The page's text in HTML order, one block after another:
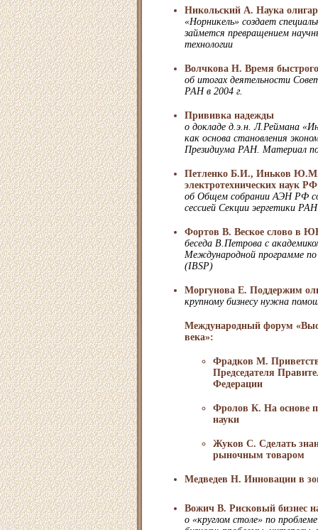
Никольский А. Наука
«Норникель» создает
займется превращением
технологии
Волчкова Н. Время
об итогах деятельности
РАН в 2004 г.
Прививка надежды
о докладе д.э.н. Л.Реймана
как основа становления
Президиума РАН. Материал
Петленко Б.И., Иньков
электротехнических наук РФ
об Общем собрании АЭН РФ
сессией Секции эергетики РАН
Фортов В. Веское слово в
беседа В.Петрова с
Международной программе
(IBSP)
Моргунова Е. Поддержим
крупному бизнесу нужна
Международный форум
века»:
Фрадков М.
Председателя
Федерации
Фролов К. На основе
науки
Жуков С. Сделать
рыночным товаром
Медведев Н. Инновации в
Вожич В. Рисковый бизнес
о «круглом столе» по